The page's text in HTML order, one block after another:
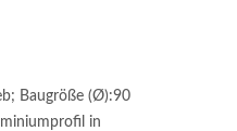
Baugröße (Ø):90
in